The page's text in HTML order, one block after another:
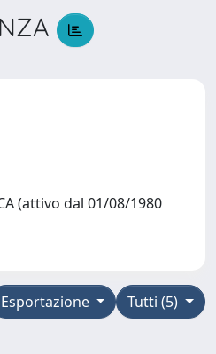
(attivo dal 01/08/1980
Tutti (5)
Esportazione